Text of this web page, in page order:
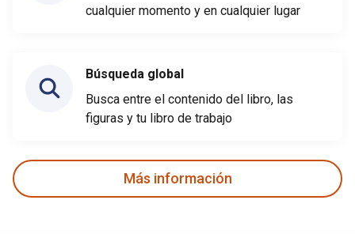
cualquier momento y en cualquier lugar
Búsqueda global
Busca entre el contenido del libro, las
figuras y tu libro de trabajo
Más información